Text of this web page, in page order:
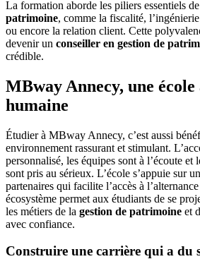
La formation aborde les piliers essentiels
patrimoine, comme la fiscalité,
ou encore la relation client. Cette
devenir un conseiller en gestion de
crédible.
MBway Annecy, une
humaine
Étudier à MBway Annecy, c’est aussi
environnement rassurant et stimulant.
personnalisé, les équipes sont à l’écoute et
sont pris au sérieux. L’école s’appuie sur
partenaires qui facilite l’accès à
écosystème permet aux étudiants de se
les métiers de la gestion de patrimoine et
avec confiance.
Construire une carrière qui a du